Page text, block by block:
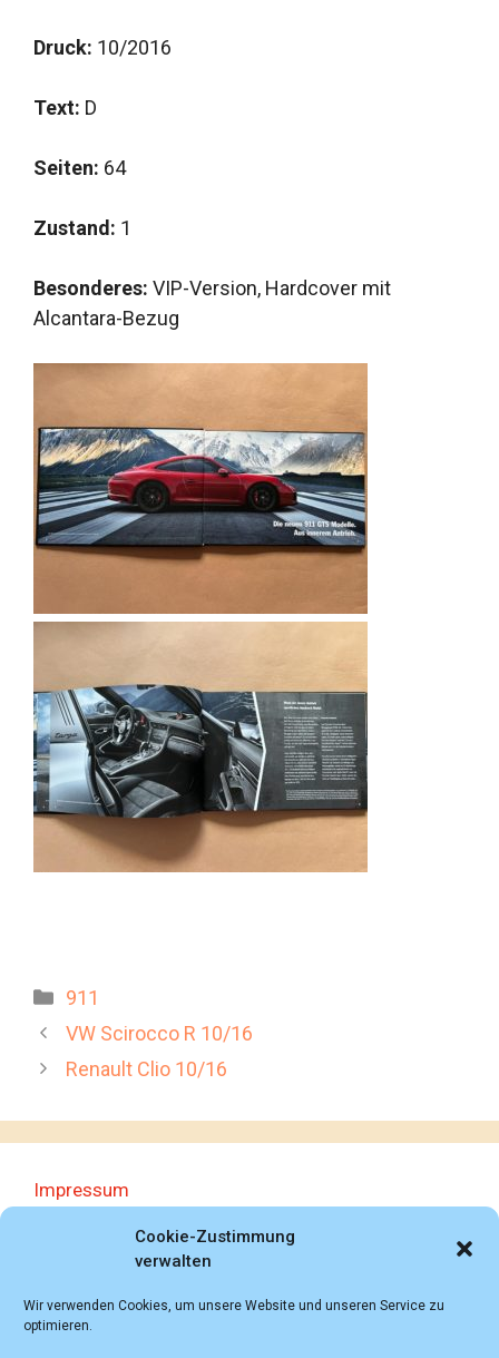
Cookie-Zustimmung
verwalten
Wir verwenden Cookies, um unsere Website und unseren Service zu
optimieren.
Druck: 10/2016
Text: D
Seiten: 64
Zustand: 1
Besonderes: VIP-Version, Hardcover mit
Alcantara-Bezug
Kategorien
911
VW Scirocco R 10/16
Renault Clio 10/16
Impressum
Datenschutzerklärung